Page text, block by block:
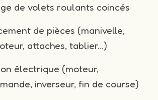
de volets roulants coincés
de pièces (manivelle,
attaches, tablier…)
électrique (moteur,
inverseur, fin de course)